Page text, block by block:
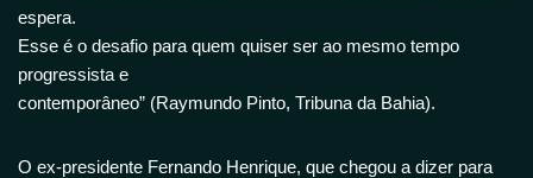
espera.
Esse é o desafio para quem quiser ser ao mesmo tempo
progressista e
contemporâneo” (Raymundo Pinto, Tribuna da Bahia).
O ex-presidente Fernando Henrique, que chegou a dizer para